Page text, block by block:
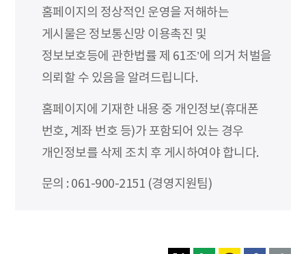
홈페이지의 정상적인 운영을 저해하는
게시물은 정보통신망 이용촉진 및
정보보호등에 관한법률 제 61조’에 의거 처벌을
의뢰할 수 있음을 알려드립니다.
홈페이지에 기재한 내용 중 개인정보(휴대폰
번호, 계좌 번호 등)가 포함되어 있는 경우
개인정보를 삭제 조치 후 게시하여야 합니다.
문의 : 061-900-2151 (경영지원팀)